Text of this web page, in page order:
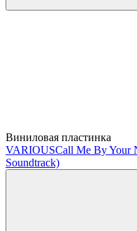
Виниловая пластинка
VARIOUSCall Me By Your
Soundtrack)